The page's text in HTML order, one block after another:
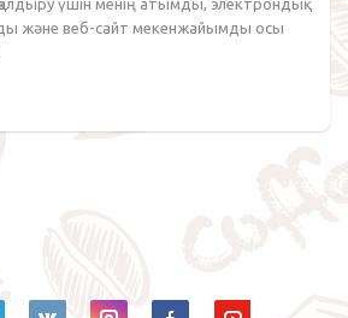
және веб-сайт мекенжайымды осы